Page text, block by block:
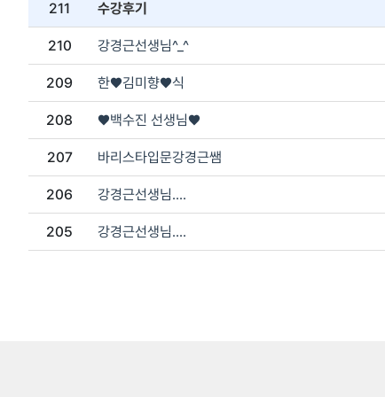
211 수강후기
210 강경근선생님^_^
209 한❤️김미향❤️식
208 ♥️백수진 선생님♥️
207 바리스타입문강경근쌤
206 강경근선생님....
205 강경근선생님....